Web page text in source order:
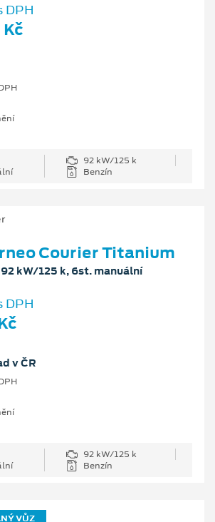
DPH
92 kW/125 k
Benzín
Courier Titanium
kW/125 k, 6st. manuální
DPH
v ČR
92 kW/125 k
Benzín
VŮZ